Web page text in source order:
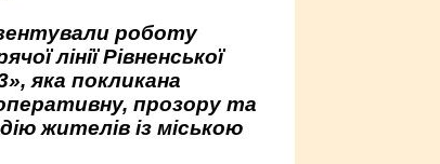
роботу
лінії Рівненської
яка покликана
прозору та
жителів із міською